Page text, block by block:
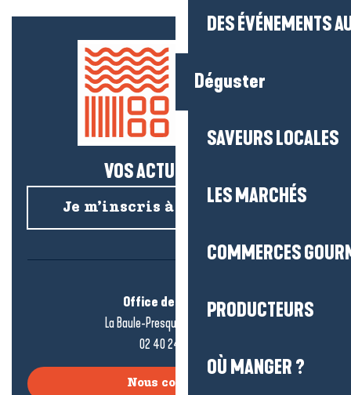
DES ÉVÉNEMENTS
Déguster
SAVEURS LOCALES
LES MARCHÉS
COMMERCES
PRODUCTEURS
OÙ MANGER ?
VOS ACTUS SALÉES !
Je m’inscris à la newsletter
Office de tourisme
La Baule-Presqu’île de Guérande
02 40 24 34 44
Nous contacter